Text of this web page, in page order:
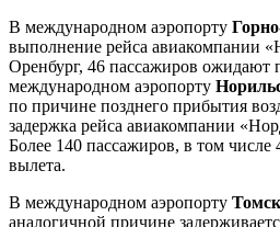
В международном аэропорту
выполнение рейса авиакомпании
Оренбург, 46 пассажиров ожидают
международном аэропорту
по причине позднего прибытия
задержка рейса авиакомпании
Более 140 пассажиров, в том
вылета.
В международном аэропорту Томск
аналогичной причине